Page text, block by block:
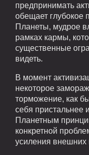
предпринимать
обещает глубокое
Планеты, мудрое
рамках кармы,
существенные
видеть.
В момент
некоторое
торможение, как
себя пристальнее
Планетным
конкретной
усиления внешних